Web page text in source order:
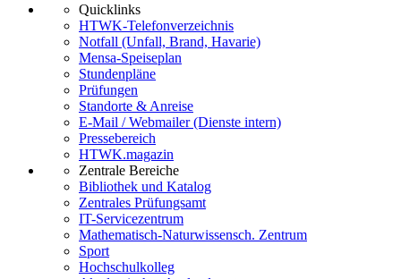
Quicklinks
HTWK-Telefonverzeichnis
Notfall (Unfall, Brand, Havarie)
Mensa-Speiseplan
Stundenpläne
Prüfungen
Standorte & Anreise
E-Mail / Webmailer (Dienste intern)
Pressebereich
HTWK.magazin
Zentrale Bereiche
Bibliothek und Katalog
Zentrales Prüfungsamt
IT-Servicezentrum
Mathematisch-Naturwissensch. Zentrum
Sport
Hochschulkolleg